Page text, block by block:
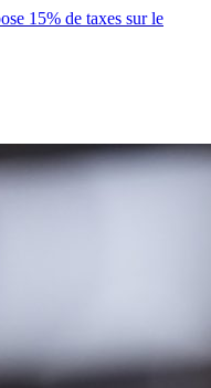
15% de taxes sur le